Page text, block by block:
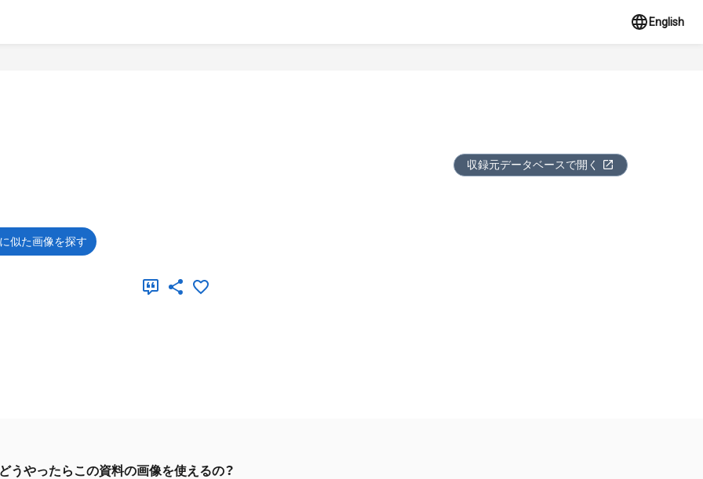
English
収録元データベースで開く
似た画像を探す
どうやったらこの資料の画像を使えるの？